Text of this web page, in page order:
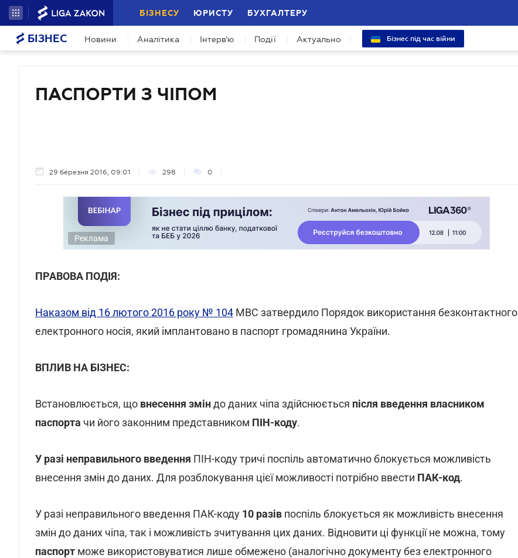
БІЗНЕСУ ЮРИСТУ БУХГАЛТЕРУ
БІЗНЕС Новини Аналітика Інтерв'ю Події Актуально Бізнес під час війни
ПАСПОРТИ З ЧІПОМ
29 березня 2016, 09:01 298 0
Реклама
ПРАВОВА ПОДІЯ:
Наказом від 16 лютого 2016 року № 104 МВС затвердило Порядок використання безконтактного
електронного носія, який імплантовано в паспорт громадянина України.
ВПЛИВ НА БІЗНЕС:
Встановлюється, що внесення зміндо даних чіпа здійснюється після введення власником
паспорта чи його законним представником ПІН-коду.
У разі неправильного введення ПІН-коду тричі поспіль автоматично блокується можливість
внесення змін до даних. Для розблокування цієї можливості потрібно ввести ПАК-код.
У разі неправильного введення ПАК-коду 10 разів поспіль блокується як можливість внесення
змін до даних чіпа, так і можливість зчитування цих даних. Відновити ці функції не можна, тому
паспорт може використовуватися лише обмежено (аналогічно документу без електронного